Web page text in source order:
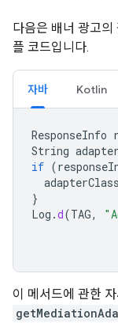
다음은 배너 광고
플 코드입니다.
자바 Kotlin
ResponseInfo
String
if (
}
Log .d(TAG,
이 메서드에 관한